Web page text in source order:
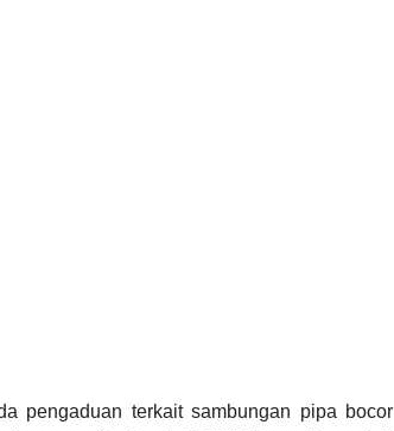
pengaduan terkait sambungan pipa bocor